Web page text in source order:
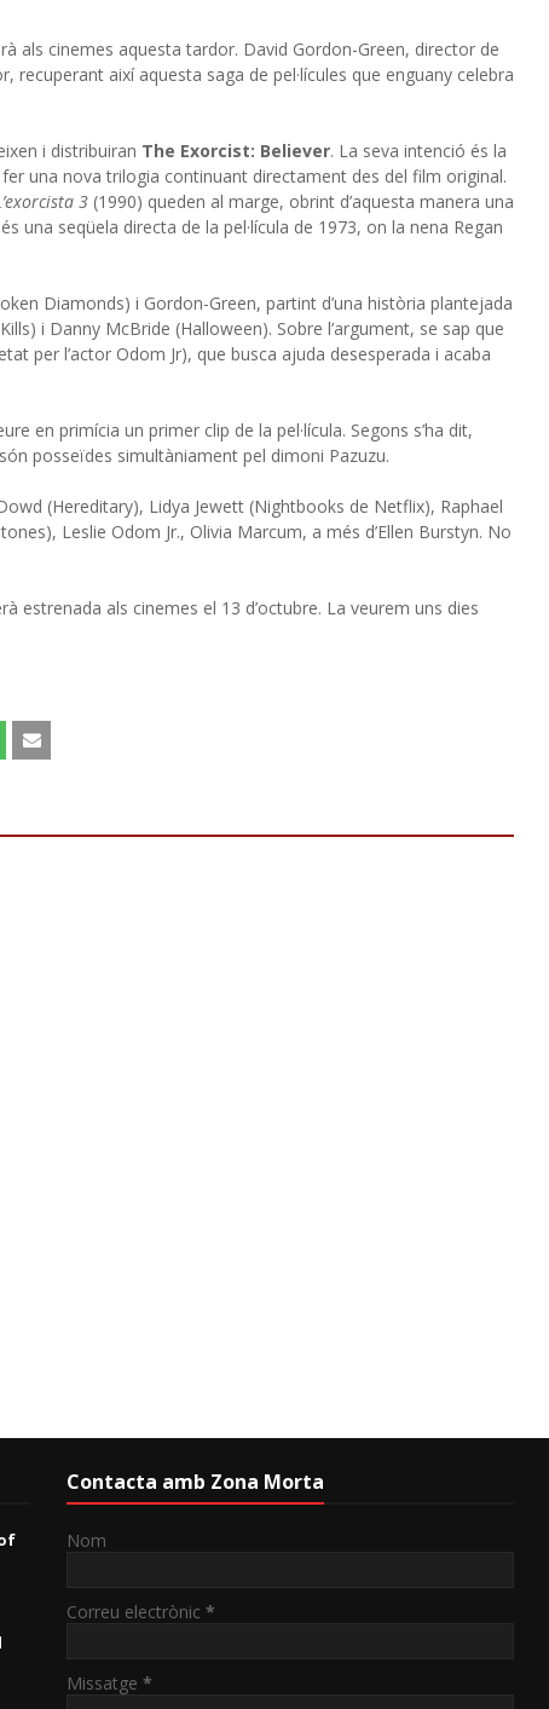
als cinemes aquesta tardor. David Gordon-Green, director de
recuperant així aquesta saga de pel·lícules que enguany celebra
i distribuiran The Exorcist: Believer. La seva intenció és la
una nova trilogia continuant directament des del film original.
3 (1990) queden al marge, obrint d’aquesta manera una
és una seqüela directa de la pel·lícula de 1973, on la nena Regan
Diamonds) i Gordon-Green, partint d’una història plantejada
i Danny McBride (Halloween). Sobre l’argument, se sap que
per l’actor Odom Jr), que busca ajuda desesperada i acaba
en primícia un primer clip de la pel·lícula. Segons s’ha dit,
posseïdes simultàniament pel dimoni Pazuzu.
(Hereditary), Lidya Jewett (Nightbooks de Netflix), Raphael
Leslie Odom Jr., Olivia Marcum, a més d’Ellen Burstyn. No
estrenada als cinemes el 13 d’octubre. La veurem uns dies
Contacta amb Zona Morta
Nom
Correu electrònic *
Missatge *